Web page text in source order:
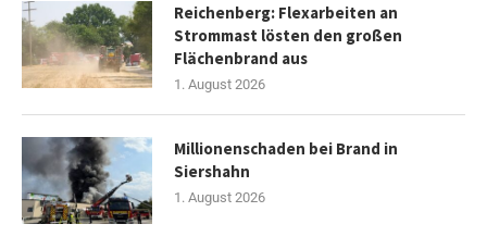
Reichenberg: Flexarbeiten an
Strommast lösten den großen
Flächenbrand aus
1. August 2026
Millionenschaden bei Brand in
Siershahn
1. August 2026